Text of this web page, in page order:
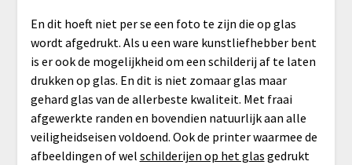
En dit hoeft niet per se een foto te zijn die op glas
wordt afgedrukt. Als u een ware kunstliefhebber bent
is er ook de mogelijkheid om een schilderij af te laten
drukken op glas. En dit is niet zomaar glas maar
gehard glas van de allerbeste kwaliteit. Met fraai
afgewerkte randen en bovendien natuurlijk aan alle
veiligheidseisen voldoend. Ook de printer waarmee de
afbeeldingen of wel schilderijen op het glas gedrukt